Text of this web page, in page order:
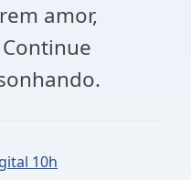
amor,
10h